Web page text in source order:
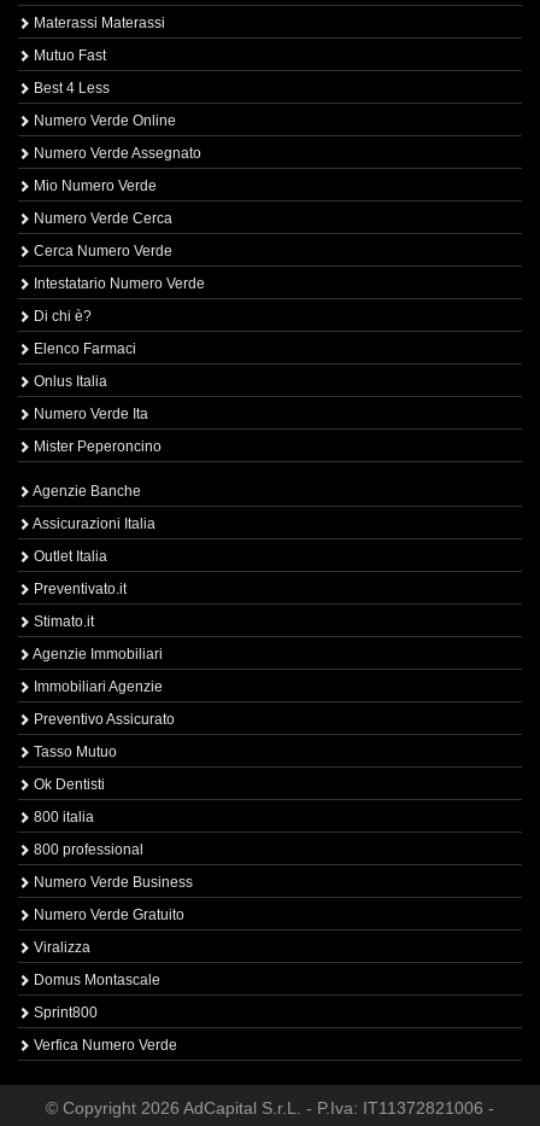
Materassi Materassi
Mutuo Fast
Best 4 Less
Numero Verde Online
Numero Verde Assegnato
Mio Numero Verde
Numero Verde Cerca
Cerca Numero Verde
Intestatario Numero Verde
Di chi è?
Elenco Farmaci
Onlus Italia
Numero Verde Ita
Mister Peperoncino
Agenzie Banche
Assicurazioni Italia
Outlet Italia
Preventivato.it
Stimato.it
Agenzie Immobiliari
Immobiliari Agenzie
Preventivo Assicurato
Tasso Mutuo
Ok Dentisti
800 italia
800 professional
Numero Verde Business
Numero Verde Gratuito
Viralizza
Domus Montascale
Sprint800
Verfica Numero Verde
© Copyright 2026 AdCapital S.r.L. - P.Iva: IT11372821006 -